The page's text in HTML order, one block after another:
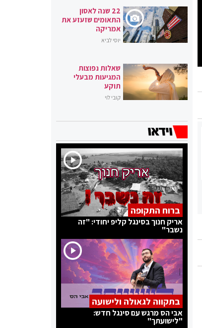
22 שנה לאסון
התאומים שזעזע את
אמריקה
יוסי לביא
שאלות נפוצות
המגיעות מבעלי
תוקע
קובי לוי
ברוח התקופה
אריק חנוך בסינגל קליפ יחודי: "זה
נשבר"
בתקווה לגאולה ולישועה
אבי הס מרגש עם סינגל חדש:
"לישועתך"